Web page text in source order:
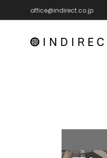
office@indirect.co.jp